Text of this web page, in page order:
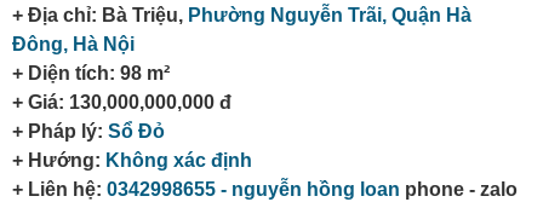
+ Địa chỉ: Bà Triệu, Phường Nguyễn Trãi, Quận Hà
Đông, Hà Nội
+ Diện tích: 98 m²
+ Giá: 130,000,000,000 đ
+ Pháp lý: Sổ Đỏ
+ Hướng: Không xác định
+ Liên hệ: 0342998655 - nguyễn hồng loan phone - zalo